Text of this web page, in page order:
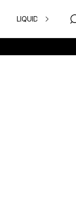
LIQUIDACION